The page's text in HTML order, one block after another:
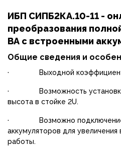
ИБП СИПБ2КА.10-11 -
преобразования
ВА с встроенными
Общие сведения и
· Выходной коэффициент
· Возможность установки
высота в стойке 2U.
· Возможно подключение
аккумуляторов для
работы.